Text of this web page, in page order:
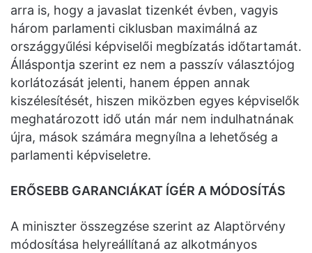
arra is, hogy a javaslat tizenkét évben, vagyis
három parlamenti ciklusban maximálná az
országgyűlési képviselői megbízatás időtartamát.
Álláspontja szerint ez nem a passzív választójog
korlátozását jelenti, hanem éppen annak
kiszélesítését, hiszen miközben egyes képviselők
meghatározott idő után már nem indulhatnának
újra, mások számára megnyílna a lehetőség a
parlamenti képviseletre.
ERŐSEBB GARANCIÁKAT ÍGÉR A MÓDOSÍTÁS
A miniszter összegzése szerint az Alaptörvény
módosítása helyreállítaná az alkotmányos